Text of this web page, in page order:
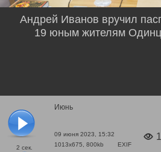
2 сек.
Июнь
09 июня 2023, 15:32
1013x675, 800kb
EXIF
Андрей Иванов вручил
19 юным жителям